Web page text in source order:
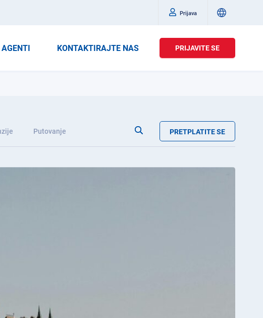
Prijava
AGENTI KONTAKTIRAJTE NAS PRIJAVITE SE
Putovanje PRETPLATITE SE